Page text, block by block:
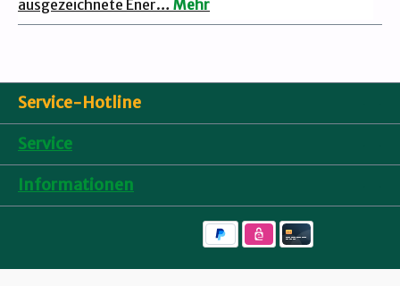
ausgezeichnete Ener… Mehr
Service-Hotline
Service
Informationen